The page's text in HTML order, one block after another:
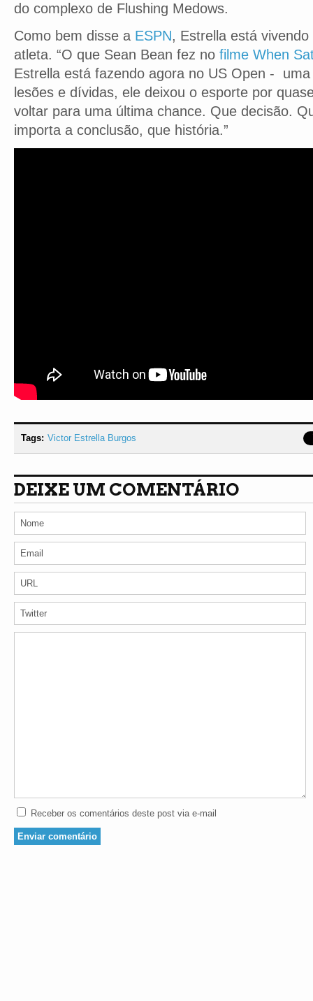
do complexo de Flushing Medows.
Como bem disse a ESPN, Estrella está
atleta. “O que Sean Bean fez no filme When
Estrella está fazendo agora no US Open -
lesões e dívidas, ele deixou o esporte por
voltar para uma última chance. Que decisão.
importa a conclusão, que história.”
Tags: Victor Estrella Burgos
DEIXE UM COMENTÁRIO
Receber os comentários deste post via e-mail